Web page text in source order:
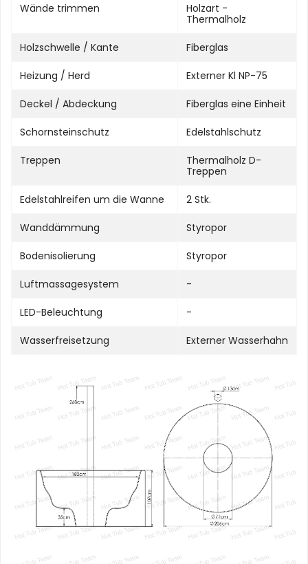
Wände trimmen
Holzart -
Thermalholz
Holzschwelle / Kante Fiberglas
Heizung / Herd Externer Kl NP-75
Deckel / Abdeckung Fiberglas eine Einheit
Schornsteinschutz Edelstahlschutz
Treppen
Thermalholz D-
Treppen
Edelstahlreifen um die Wanne 2 Stk.
Wanddämmung Styropor
Bodenisolierung Styropor
Luftmassagesystem -
LED-Beleuchtung -
Wasserfreisetzung Externer Wasserhahn